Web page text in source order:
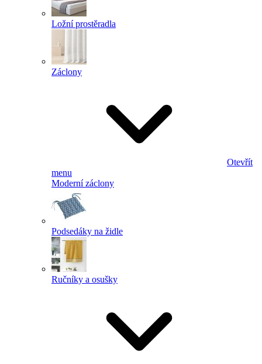
Ložní prostěradla
Záclony
Otevřít
menu
Moderní záclony
Podsedáky na židle
Ručníky a osušky